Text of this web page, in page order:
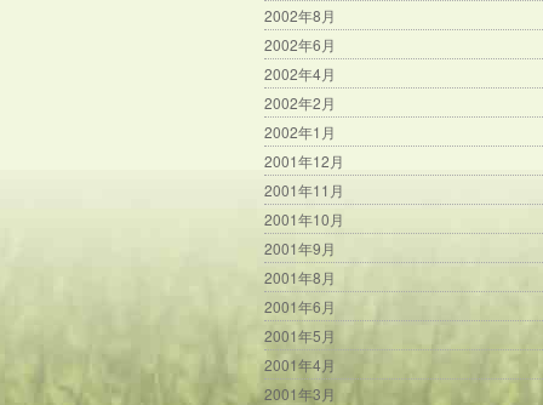
2002年8月
2002年6月
2002年4月
2002年2月
2002年1月
2001年12月
2001年11月
2001年10月
2001年9月
2001年8月
2001年6月
2001年5月
2001年4月
2001年3月